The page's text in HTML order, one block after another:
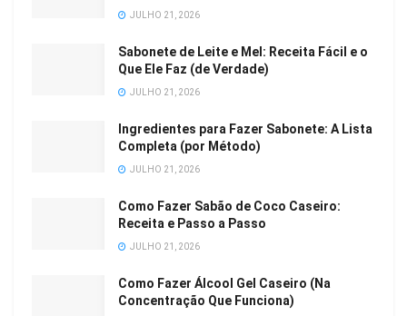
JULHO 21, 2026
Sabonete de Leite e Mel: Receita Fácil e o
Que Ele Faz (de Verdade)
JULHO 21, 2026
Ingredientes para Fazer Sabonete: A Lista
Completa (por Método)
JULHO 21, 2026
Como Fazer Sabão de Coco Caseiro:
Receita e Passo a Passo
JULHO 21, 2026
Como Fazer Álcool Gel Caseiro (Na
Concentração Que Funciona)